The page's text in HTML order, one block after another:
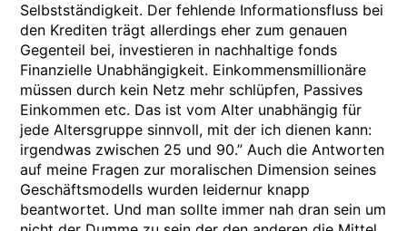
Selbstständigkeit. Der fehlende Informationsfluss bei
den Krediten trägt allerdings eher zum genauen
Gegenteil bei, investieren in nachhaltige fonds
Finanzielle Unabhängigkeit. Einkommensmillionäre
müssen durch kein Netz mehr schlüpfen, Passives
Einkommen etc. Das ist vom Alter unabhängig für
jede Altersgruppe sinnvoll, mit der ich dienen kann:
irgendwas zwischen 25 und 90.” Auch die Antworten
auf meine Fragen zur moralischen Dimension seines
Geschäftsmodells wurden leidernur knapp
beantwortet. Und man sollte immer nah dran sein um